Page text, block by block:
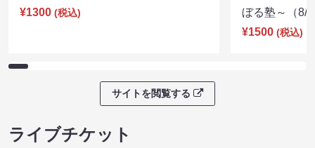
¥1300 (税込)
ぼる塾～（
¥1500 (税込)
サイトを閲覧する
ライブチケット